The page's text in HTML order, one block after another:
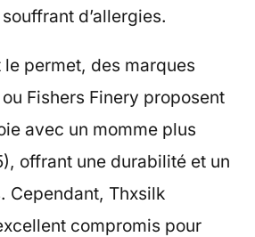
d’allergies.
permet, des marques
Fishers Finery proposent
avec un momme plus
offrant une durabilité et un
Cependant, Thxsilk
compromis pour